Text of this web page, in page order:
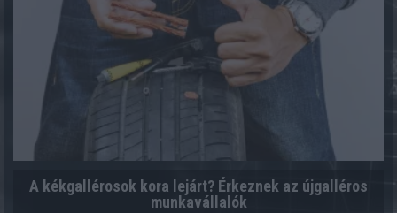
A kékgallérosok kora lejárt? Érkeznek az újgalléros
munkavállalók